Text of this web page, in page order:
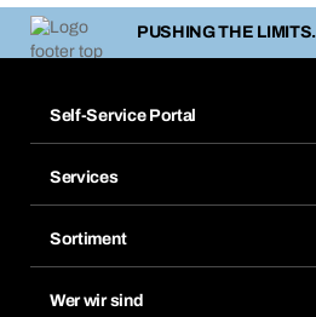
PUSHING THE LIMITS.
Self-Service Portal
Merklisten
Nachbestellungen
Dauerauftrag
Services
Chemical Safety Management
Sortiment
Wer wir sind